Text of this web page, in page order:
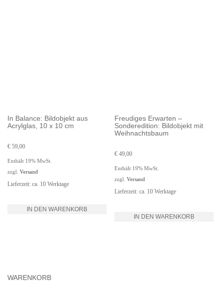
In Balance: Bildobjekt aus
Acrylglas, 10 x 10 cm
€ 59,00
Enthält 19% MwSt.
zzgl. Versand
Lieferzeit: ca. 10 Werktage
IN DEN WARENKORB
Freudiges Erwarten –
Sonderedition: Bildobjekt mit
Weihnachtsbaum
€ 49,00
Enthält 19% MwSt.
zzgl.Versand
Lieferzeit: ca. 10 Werktage
IN DEN WARENKORB
WARENKORB